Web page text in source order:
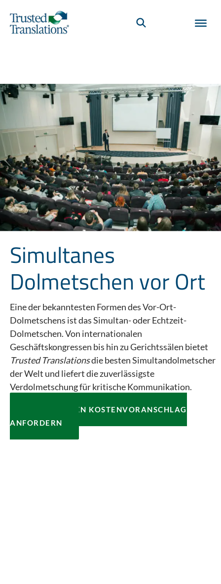
Simultanes
Dolmetschen vor Ort
Eine der bekanntesten Formen des Vor-Ort-
Dolmetschens ist das Simultan- oder Echtzeit-
Dolmetschen. Von internationalen
Geschäftskongressen bis hin zu Gerichtssälen bietet
Trusted Translationsdie besten Simultandolmetscher
der Welt und liefert die zuverlässigste
Verdolmetschung für kritische Kommunikation.
KOSTENLOSEN KOSTENVORANSCHLAG
ANFORDERN